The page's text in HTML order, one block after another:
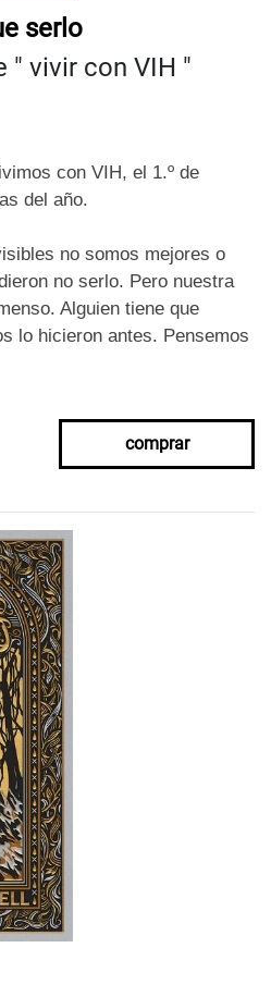
serlo
" vivir con VIH "
con VIH, el 1.º de
del año.
no somos mejores o
no serlo. Pero nuestra
Alguien tiene que
lo hicieron antes. Pensemos
comprar